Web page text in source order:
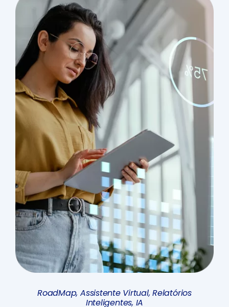
RoadMap, Assistente Virtual,Relatórios
Inteligentes, IA